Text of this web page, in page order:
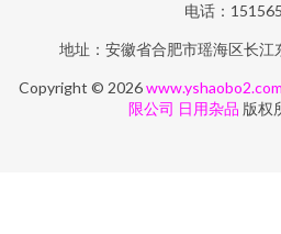
电话：
地址：安徽省合肥市瑶海区长江
Copyright © 2026www.yshaobo2.com
限公司 日用杂品 版权